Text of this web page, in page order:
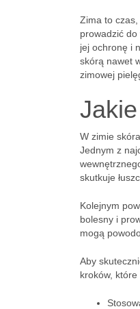
Zima to
prowadzić
jej ochronę i
skórą nawet
zimowej
W zimie
Jednym z
skutkuje
Kolejnym
bolesny i
mogą
Aby
kroków,